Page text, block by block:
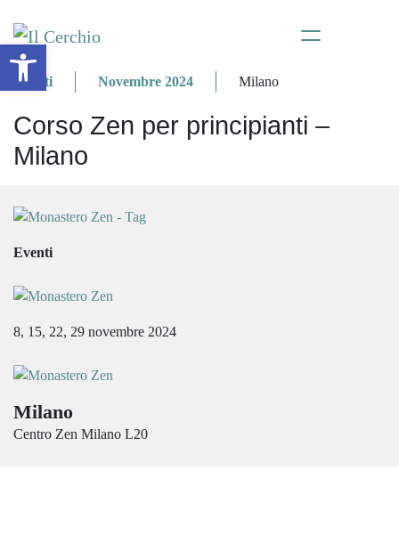
Eventi Novembre 2024 Milano
Corso Zen per principianti –
Milano
Eventi
8, 15, 22, 29 novembre 2024
Milano
Centro Zen Milano L20
Apri la barra degli strumenti